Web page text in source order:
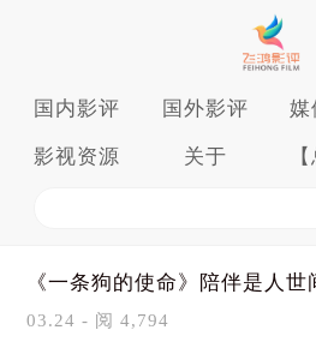
国内影评 国外影评 媒
影视资源 关于
《一条狗的使命》陪伴是人世
03.24 - 阅 4,794